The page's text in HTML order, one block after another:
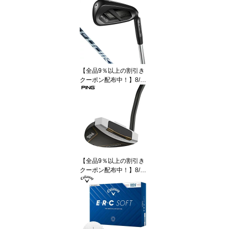
ハイブリッド ユーティリ
ティ ALTA J CB BLUE カ
ーボンシャフト [2025年
モデル]
【全品9％以上の割引き
クーポン配布中！】8/11
まで PING ピン G740
アイアン 5本セット （＃
7〜9、PW、UW） FUJI
KURA SPEEDER NX GR
EY カーボンシャフト [20
26年モデル]
【全品9％以上の割引き
クーポン配布中！】8/11
まで PING ピン SCOTT
SDALE TEC スコッツデ
ール テック パター HAY
DEN ヘイデン [2026年モ